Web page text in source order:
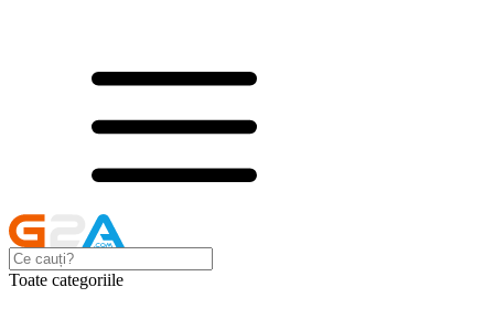
Toate categoriile